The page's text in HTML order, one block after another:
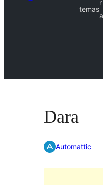
temas
r
a
Dara
Automattic